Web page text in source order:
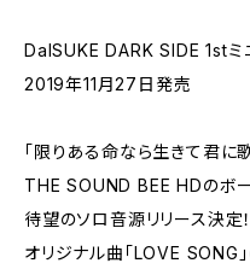
DaISUKE DARK SIDE 1st
2019年11月27日発売
「限りある命なら生きて君に
THE SOUND BEE HDのボ
待望のソロ音源リリース決定！
オリジナル曲「LOVE SONG